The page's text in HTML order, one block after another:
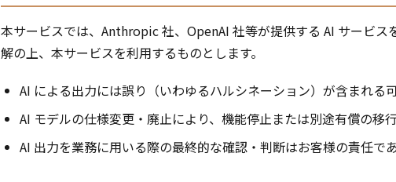
本サービスでは、Anthropic 社、OpenAI 社等が提供する AI サービ
解の上、本サービスを利用するものとします。
AI による出力には誤り（いわゆるハルシネーション）が含まれる
AI モデルの仕様変更・廃止により、機能停止または別途有償の移
AI 出力を業務に用いる際の最終的な確認・判断はお客様の責任で